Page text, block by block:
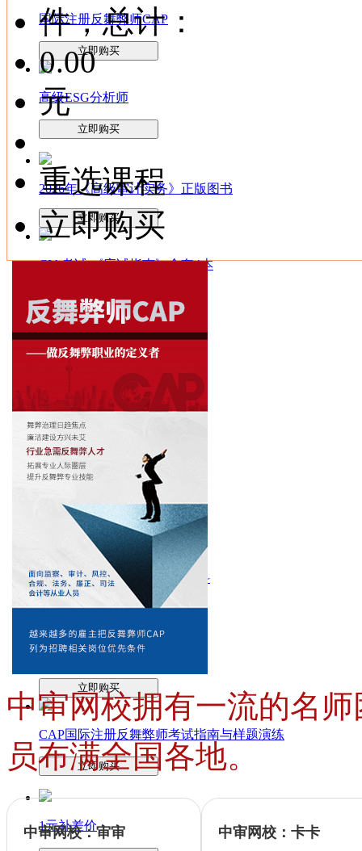
国际注册反舞弊师CAP
立即购买
高级ESG分析师
立即购买
2026年《高级审计实务》正版图书
立即购买
CIA考试 《应试指南》全套4本
立即购买
CIA考试《应试指南》第一科
CIA考试《应试指南》第二科
立即购买
CIA考试《应试指南》第三科
立即购买
CIA考试《应试指南》全套3科
立即购买
CIA考试教材红皮书
立即购买
CAP国际注册反舞弊师考试指南与样题演练
立即购买
1元补差价
件，总计：
0.00
元
重选课程
立即购买
中审网校拥有一流的名
员布满全国各地。
中审网校：审审 中审网校：卡卡